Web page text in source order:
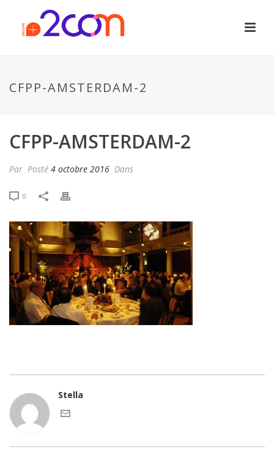
CFPP-AMSTERDAM-2
CFPP-AMSTERDAM-2
Par Posté 4 octobre 2016 Dans
0
Stella